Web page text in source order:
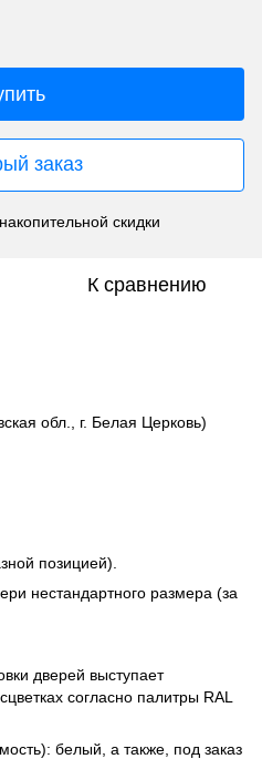
заказ
скидки
К сравнению
обл., г. Белая Церковь)
позицией).
нестандартного размера (за
дверей выступает
согласно палитры RAL
белый, а также, под заказ